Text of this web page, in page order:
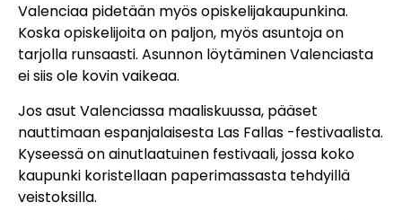
Valenciaa pidetään myös opiskelijakaupunkina.
Koska opiskelijoita on paljon, myös asuntoja on
tarjolla runsaasti. Asunnon löytäminen Valenciasta
ei siis ole kovin vaikeaa.
Jos asut Valenciassa maaliskuussa, pääset
nauttimaan espanjalaisesta Las Fallas -festivaalista.
Kyseessä on ainutlaatuinen festivaali, jossa koko
kaupunki koristellaan paperimassasta tehdyillä
veistoksilla.